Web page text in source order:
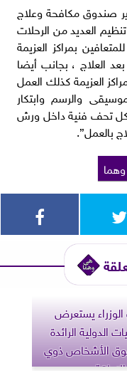
صندوق مكافحة وعلاج
العديد من الرحلات
بمراكز العزيمة
العلاج ، بجانب أيضا
العزيمة كذلك العمل
والرسم وابتكار
تحف فنية داخل ورش
بالعمل”.
يستعرض
الدولية الرائدة
الأشخاص ذوي
الإعاقة